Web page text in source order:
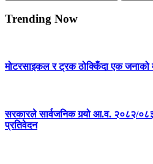
for:
Trending Now
मोटरसाइकल र ट्रक ठोक्किँदा एक जनाको
सरकारले सार्वजनिक गर्‍यो आ.व. २०८२/
प्रतिवेदन